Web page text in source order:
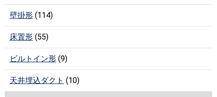
壁掛形 (114)
床置形 (55)
ビルトイン形 (9)
天井埋込ダクト (10)